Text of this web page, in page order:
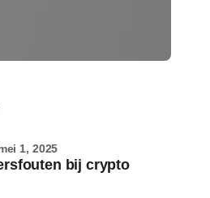
bij crypto
1, 2025